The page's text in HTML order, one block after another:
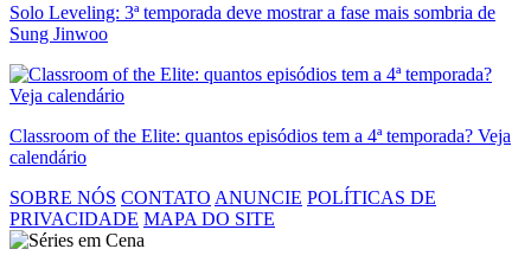
Solo Leveling: 3ª temporada deve mostrar a fase mais sombria de
Sung Jinwoo
Classroom of the Elite: quantos episódios tem a 4ª temporada? Veja
calendário
SOBRE NÓS CONTATO ANUNCIE POLÍTICAS DE
PRIVACIDADE MAPA DO SITE